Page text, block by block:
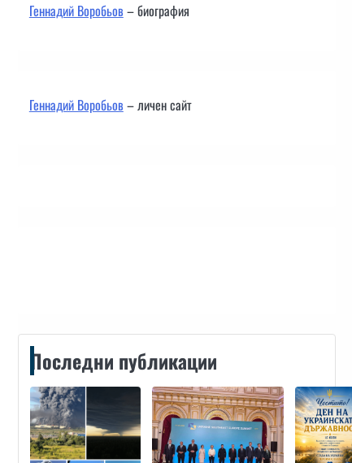
Геннадий Воробьов– биография
Геннадий Воробьов– личен сайт
Последни публикации